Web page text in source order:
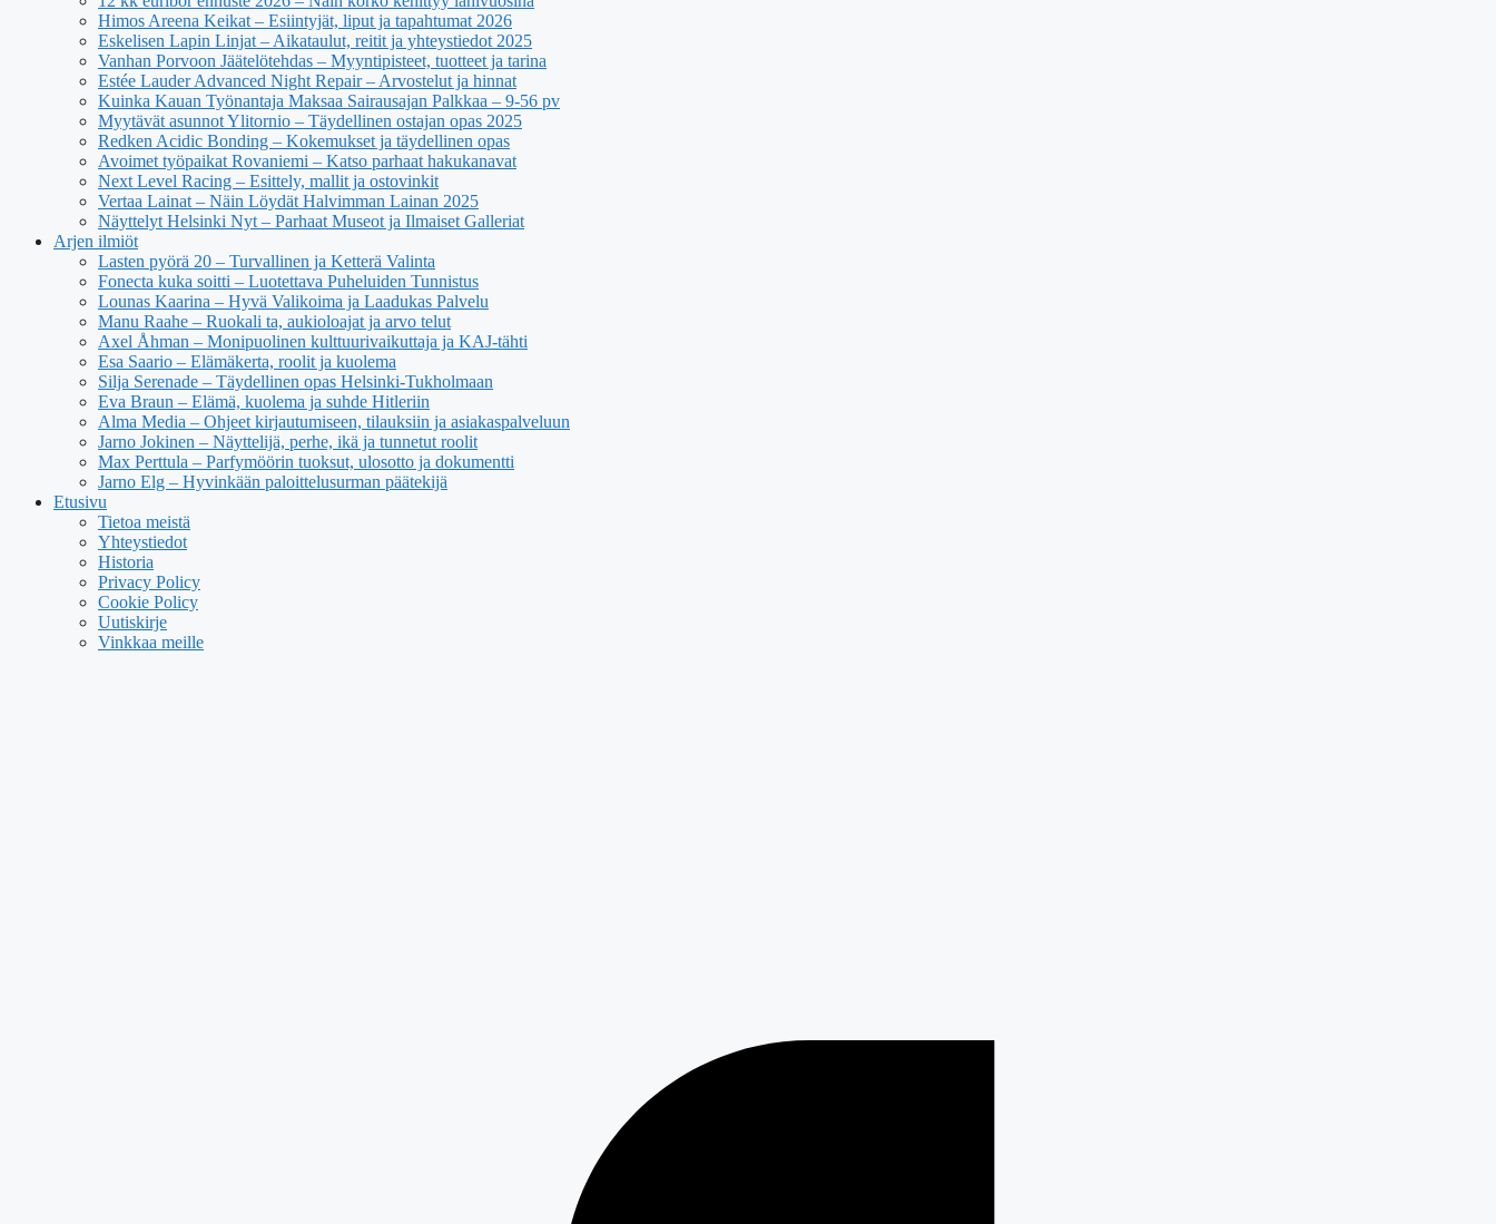
Himos Areena Keikat – Esiintyjät, liput ja tapahtumat 2026
Eskelisen Lapin Linjat – Aikataulut, reitit ja yhteystiedot 2025
Vanhan Porvoon Jäätelötehdas – Myyntipisteet, tuotteet ja tarina
Estée Lauder Advanced Night Repair – Arvostelut ja hinnat
Kuinka Kauan Työnantaja Maksaa Sairausajan Palkkaa – 9-56 pv
Myytävät asunnot Ylitornio – Täydellinen ostajan opas 2025
Redken Acidic Bonding – Kokemukset ja täydellinen opas
Avoimet työpaikat Rovaniemi – Katso parhaat hakukanavat
Next Level Racing – Esittely, mallit ja ostovinkit
Vertaa Lainat – Näin Löydät Halvimman Lainan 2025
Näyttelyt Helsinki Nyt – Parhaat Museot ja Ilmaiset Galleriat
Arjen ilmiöt
Lasten pyörä 20 – Turvallinen ja Ketterä Valinta
Fonecta kuka soitti – Luotettava Puheluiden Tunnistus
Lounas Kaarina – Hyvä Valikoima ja Laadukas Palvelu
Manu Raahe – Ruokali ta, aukioloajat ja arvo telut
Axel Åhman – Monipuolinen kulttuurivaikuttaja ja KAJ-tähti
Esa Saario – Elämäkerta, roolit ja kuolema
Silja Serenade – Täydellinen opas Helsinki-Tukholmaan
Eva Braun – Elämä, kuolema ja suhde Hitleriin
Alma Media – Ohjeet kirjautumiseen, tilauksiin ja asiakaspalveluun
Jarno Jokinen – Näyttelijä, perhe, ikä ja tunnetut roolit
Max Perttula – Parfymöörin tuoksut, ulosotto ja dokumentti
Jarno Elg – Hyvinkään paloittelusurman päätekijä
Etusivu
Tietoa meistä
Yhteystiedot
Historia
Privacy Policy
Cookie Policy
Uutiskirje
Vinkkaa meille